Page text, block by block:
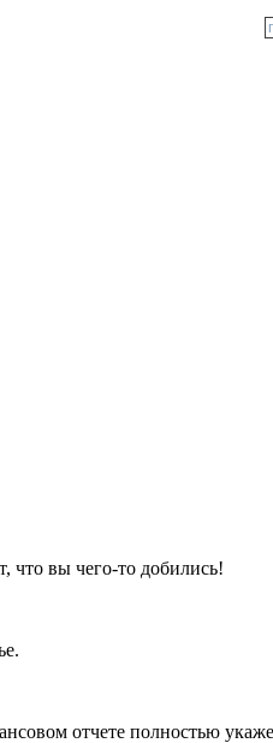
что вы чего-то добились!
отчете полностью